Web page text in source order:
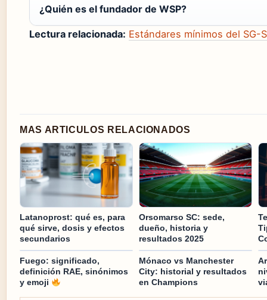
¿Quién es el fundador de WSP?
Lectura relacionada: Estándares mínimos del SG-
MAS ARTICULOS RELACIONADOS
Latanoprost: qué es, para
qué sirve, dosis y efectos
secundarios
Orsomarso SC: sede,
dueño, historia y
resultados 2025
Fuego: significado,
definición RAE, sinónimos
y emoji
Mónaco vs Manchester
City: historial y resultados
en Champions